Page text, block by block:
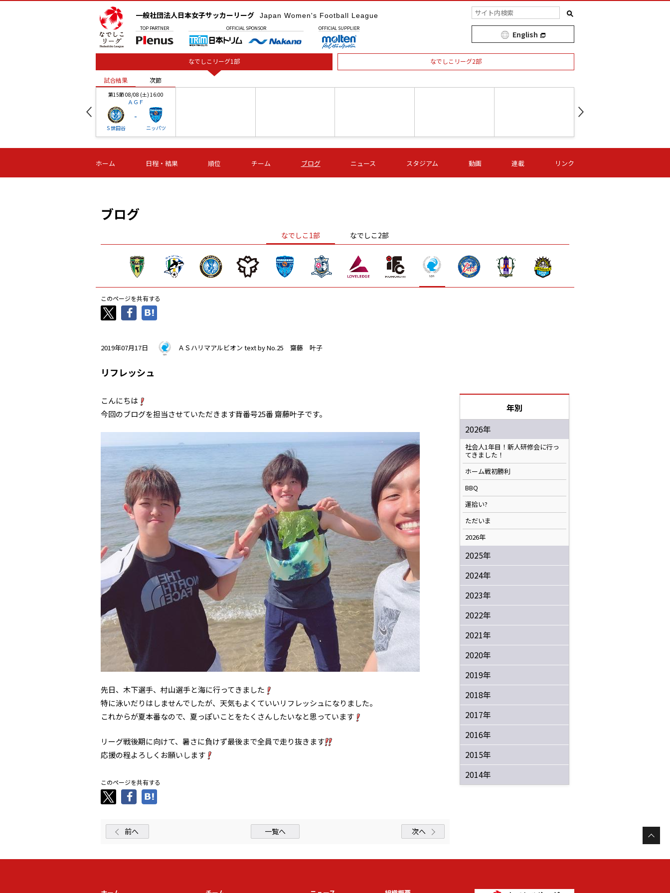
一般社団法人日本女子サッカーリーグ Japan Women's Football League
TOP PARTNER OFFICIAL SPONSOR OFFICIAL SUPPLIER
English
なでしこリーグ1部 なでしこリーグ2部
試合結果 次節
第15節 08/08 (土) 16:00
ＡＧＦ
Ｓ世田谷
-
ニッパツ
-
第16節 09/05 (土) 15:00
ニッパツ
-
第16節 09/05 (土) 15:00
石人の星
-
第16節 09/05 (土) 16:00
ＡＧＦ
-
いちご
-
第16節 09/06 (日) 15:00
-
第16節 09/06 (日) 15:00
- -
試合結果 次節
ホーム 日程・結果 順位 チーム ブログ ニュース スタジアム 動画 連載 リンク
ブログ
なでしこ1部 なでしこ2部
このページを共有する
2019年07月17日 ＡＳハリマアルビオン text by No.25 齋藤 叶子
リフレッシュ
こんにちは
今回のブログを担当させていただきます背番号25番 齋藤叶子です。
先日、木下選手、村山選手と海に行ってきました
特に泳いだりはしませんでしたが、天気もよくていいリフレッシュになりました。
これからが夏本番なので、夏っぽいことをたくさんしたいなと思っています
リーグ戦後期に向けて、暑さに負けず最後まで全員で走り抜きます
応援の程よろしくお願いします
このページを共有する
前へ 一覧へ 次へ
年別
2026年
社会人1年目！新人研修会に行っ
てきました！
ホーム戦初勝利
BBQ
運拾い?
ただいま
2026年
2025年
2024年
2023年
2022年
2021年
2020年
2019年
2018年
2017年
2016年
2015年
2014年